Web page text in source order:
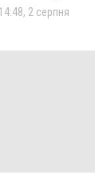
14:48, 2 серпня